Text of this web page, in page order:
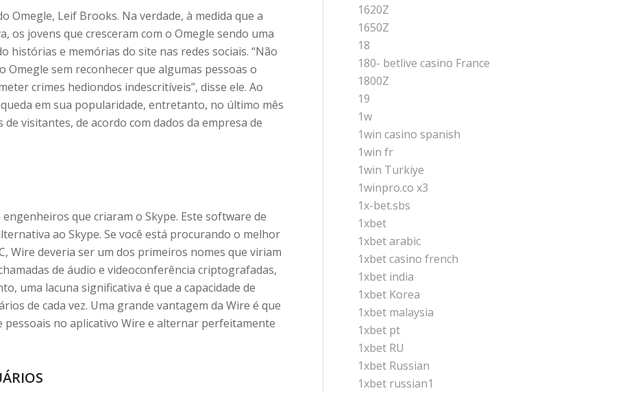
Omegle, Leif Brooks. Na verdade, à medida que a
os jovens que cresceram com o Omegle sendo uma
e memórias do site nas redes sociais. “Não
sem reconhecer que algumas pessoas o
crimes hediondos indescritíveis”, disse ele. Ao
em sua popularidade, entretanto, no último mês
visitantes, de acordo com dados da empresa de
que criaram o Skype. Este software de
ao Skype. Se você está procurando o melhor
Wire deveria ser um dos primeiros nomes que viriam
de áudio e videoconferência criptografadas,
uma lacuna significativa é que a capacidade de
de cada vez. Uma grande vantagem da Wire é que
no aplicativo Wire e alternar perfeitamente
1620Z
1650Z
18
180- betlive casino France
1800Z
19
1w
1win casino spanish
1win fr
1win Turkiye
1winpro.co x3
1x-bet.sbs
1xbet
1xbet arabic
1xbet casino french
1xbet india
1xbet Korea
1xbet malaysia
1xbet pt
1xbet RU
1xbet Russian
1xbet russian1